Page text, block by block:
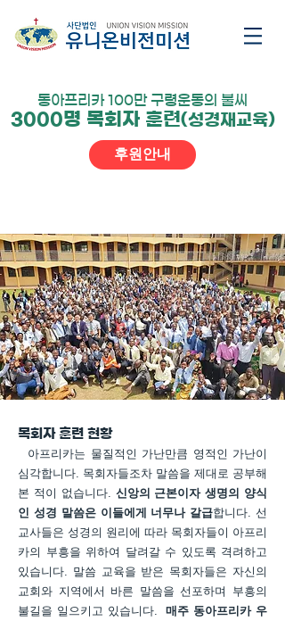
동아프리카 100만 구령운동의 불씨
3000명 목회자 훈련(성경재교육)
후원안내
​2020.1 우간다 캄팔라 수도에서 목회자 수
련회(나카와 기장비전교회)
​목회자 훈련 현황
아프리카는 물질적인 가난만큼 영적인 가난이
심각합니다. 목회자들조차 말씀을 제대로 공부해
본 적이 없습니다. 신앙의 근본이자 생명의 양식
인 성경 말씀은 이들에게 너무나 갈급합니다. 선
교사들은 성경의 원리에 따라 목회자들이 아프리
카의 부흥을 위하여 달려갈 수 있도록 격려하고
있습니다. 말씀 교육을 받은 목회자들은 자신의
교회와 지역에서 바른 말씀을 선포하며 부흥의
불길을 일으키고 있습니다.매주 동아프리카 우